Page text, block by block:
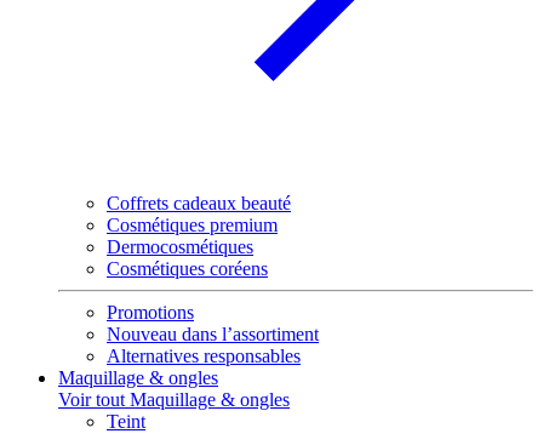
Coffrets cadeaux beauté
Cosmétiques premium
Dermocosmétiques
Cosmétiques coréens
Promotions
Nouveau dans l’assortiment
Alternatives responsables
Maquillage & ongles
Voir tout Maquillage & ongles
Teint